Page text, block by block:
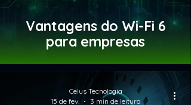
Vantagens do Wi-Fi 6
para empresas
Celus Tecnologia
15 de fev.
3 min de leitura